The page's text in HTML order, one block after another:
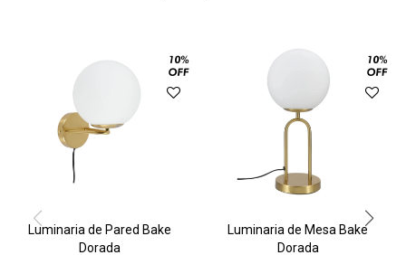
Luminaria de Pared Bake
Dorada
Luminaria de Mesa Bake
Dorada